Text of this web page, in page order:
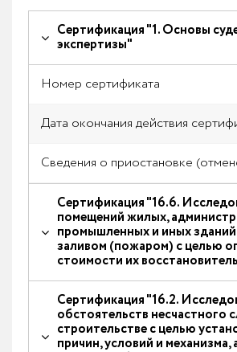
Сертификация "1. Основы
экспертизы"
Номер сертификата
Дата окончания действия
Сведения о приостановке
Сертификация "16.6.
помещений жилых,
промышленных и иных
заливом (пожаром) с целью
стоимости их
Сертификация "16.2.
обстоятельств несчастного
строительстве с целью
причин, условий и механизма,